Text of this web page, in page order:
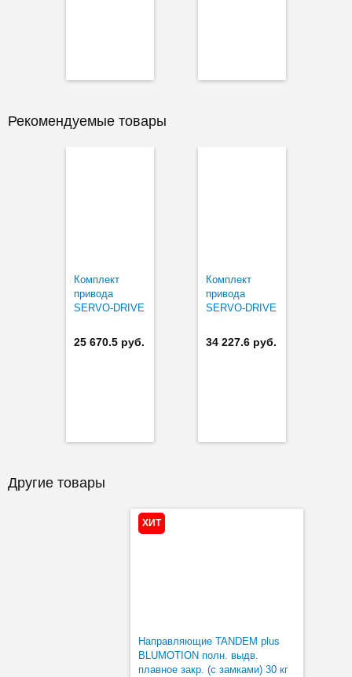
Рекомендуемые товары
Комплект
привода
SERVO-DRIVE
25 670.5 руб.
Комплект
привода
SERVO-DRIVE
34 227.6 руб.
Другие товары
ХИТ
Направляющие TANDEM plus
BLUMOTION полн. выдв.
плавное закр. (с замками) 30 кг